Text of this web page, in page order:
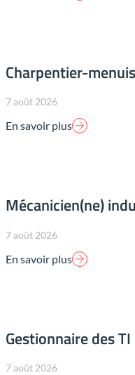
Charpentier-
7 août 2026
En savoir plus
Mécanicien(ne)
7 août 2026
En savoir plus
Gestionnaire des TI
7 août 2026